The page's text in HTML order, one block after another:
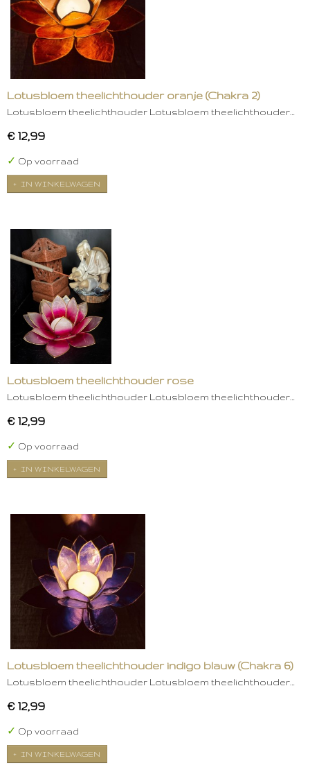
Lotusbloem theelichthouder oranje (Chakra 2)
Lotusbloem theelichthouder Lotusbloem theelichthouder…
€ 12,99
✓ Op voorraad
IN WINKELWAGEN
Lotusbloem theelichthouder rose
Lotusbloem theelichthouder Lotusbloem theelichthouder…
€ 12,99
✓ Op voorraad
IN WINKELWAGEN
Lotusbloem theelichthouder indigo blauw (Chakra 6)
Lotusbloem theelichthouder Lotusbloem theelichthouder…
€ 12,99
✓ Op voorraad
IN WINKELWAGEN